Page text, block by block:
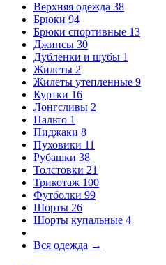
Верхняя одежда 38
Брюки 94
Брюки спортивные 13
Джинсы 30
Дубленки и шубы 1
Жилеты 2
Жилеты утепленные 9
Куртки 16
Лонгсливы 2
Пальто 1
Пиджаки 8
Пуховики 11
Рубашки 38
Толстовки 21
Трикотаж 100
Футболки 99
Шорты 26
Шорты купальные 4
Вся одежда →